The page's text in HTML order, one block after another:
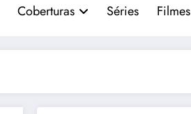
Coberturas Séries Filmes